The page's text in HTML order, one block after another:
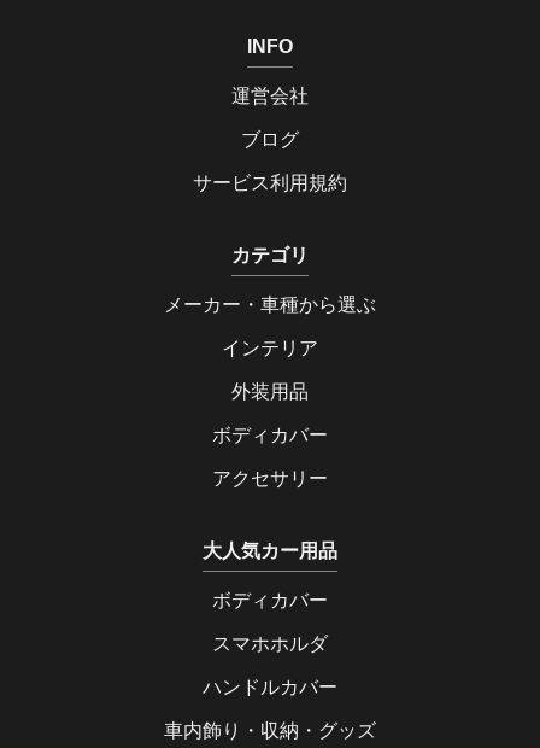
INFO
運営会社
ブログ
サービス利用規約
カテゴリ
メーカー・車種から選ぶ
インテリア
外装用品
ボディカバー
アクセサリー
大人気カー用品
ボディカバー
スマホホルダ
ハンドルカバー
車内飾り・収納・グッズ